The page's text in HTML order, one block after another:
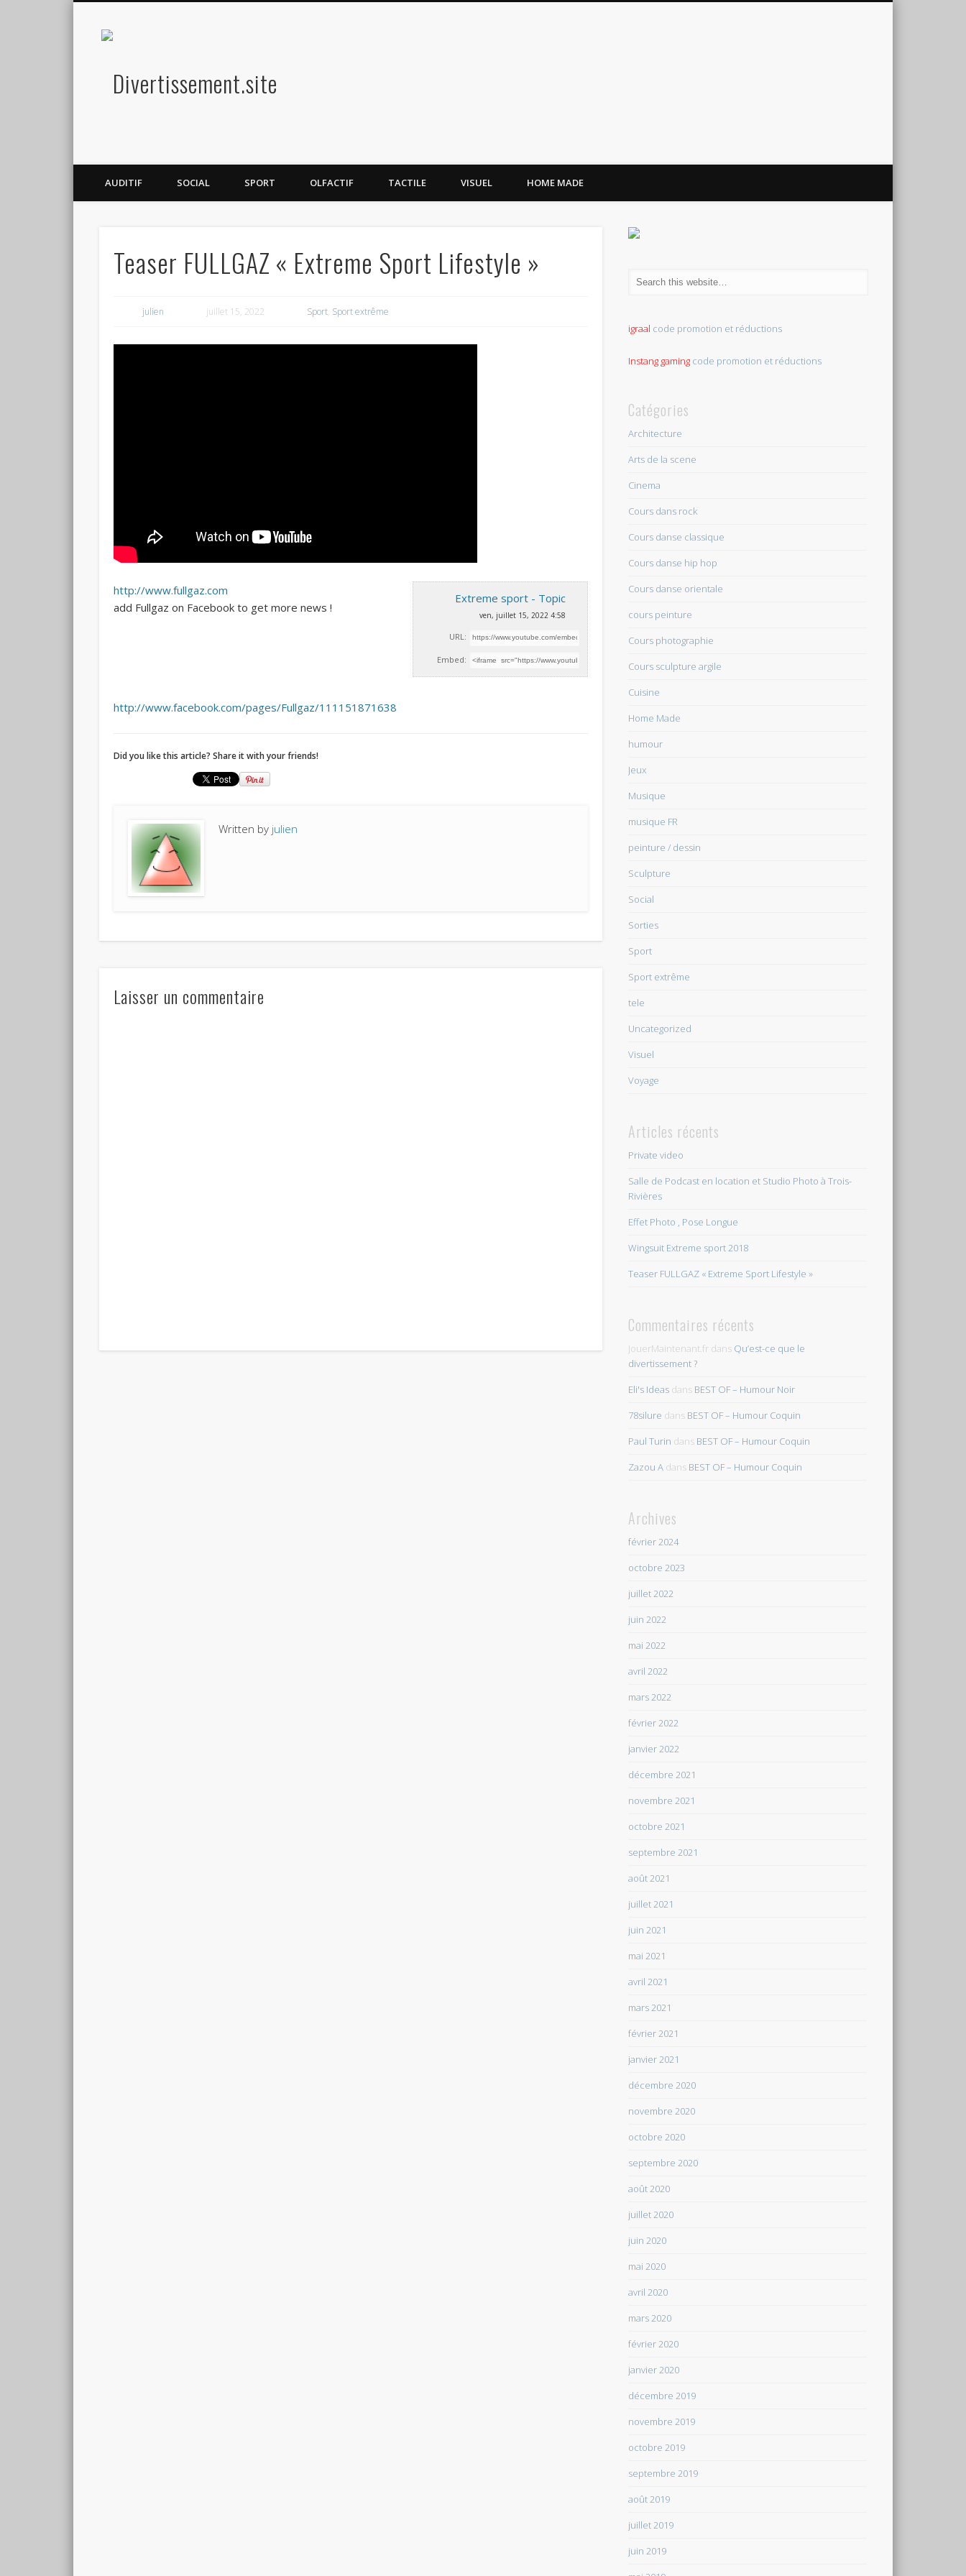
AUDITIF SOCIAL SPORT OLFACTIF TACTILE VISUEL HOME MADE
Teaser FULLGAZ « Extreme Sport Lifestyle »
julien juillet 15, 2022 Sport, Sport extrême
Extreme sport - Topic
ven, juillet 15, 2022 4:58
URL:
Embed:
http://www.fullgaz.com
add Fullgaz on Facebook to get more news !
http://www.facebook.com/pages/Fullgaz/111151871638
Did you like this article? Share it with your friends!
Written by julien
Laisser un commentaire
igraal code promotion et réductions
Instang gaming code promotion et réductions
Catégories
Architecture
Arts de la scene
Cinema
Cours dans rock
Cours danse classique
Cours danse hip hop
Cours danse orientale
cours peinture
Cours photographie
Cours sculpture argile
Cuisine
Home Made
humour
Jeux
Musique
musique FR
peinture / dessin
Sculpture
Social
Sorties
Sport
Sport extrême
tele
Uncategorized
Visuel
Voyage
Articles récents
Private video
Salle de Podcast en location et Studio Photo à Trois-
Rivières
Effet Photo , Pose Longue
Wingsuit Extreme sport 2018
Teaser FULLGAZ « Extreme Sport Lifestyle »
Commentaires récents
JouerMaintenant.fr dans Qu’est-ce que le
divertissement ?
Eli's Ideas dans BEST OF – Humour Noir
78silure dans BEST OF – Humour Coquin
Paul Turin dans BEST OF – Humour Coquin
Zazou A dans BEST OF – Humour Coquin
Archives
février 2024
octobre 2023
juillet 2022
juin 2022
mai 2022
avril 2022
mars 2022
février 2022
janvier 2022
décembre 2021
novembre 2021
octobre 2021
septembre 2021
août 2021
juillet 2021
juin 2021
mai 2021
avril 2021
mars 2021
février 2021
janvier 2021
décembre 2020
novembre 2020
octobre 2020
septembre 2020
août 2020
juillet 2020
juin 2020
mai 2020
avril 2020
mars 2020
février 2020
janvier 2020
décembre 2019
novembre 2019
octobre 2019
septembre 2019
août 2019
juillet 2019
juin 2019